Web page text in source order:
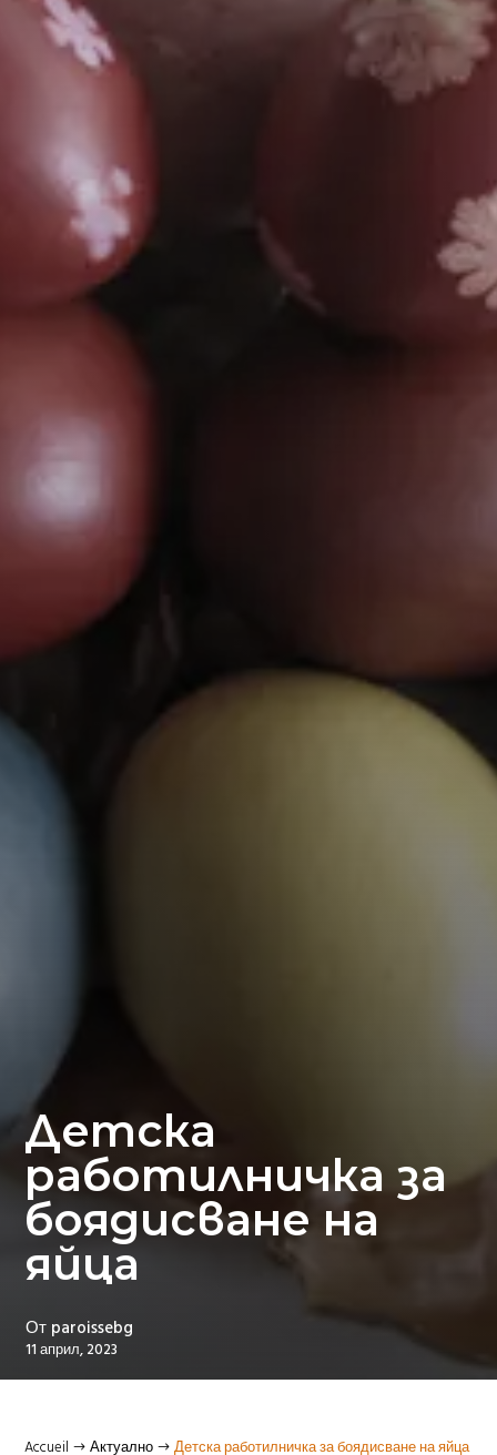
Детска
работилничка за
боядисване на
яйца
От paroissebg
11 април, 2023
Accueil $ Актуално $ Детска работилничка за боядисване на яйца